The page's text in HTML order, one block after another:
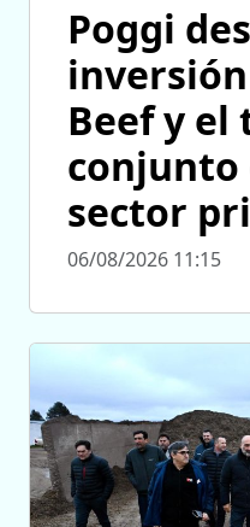
Poggi
Beef y el
conjunto
sector
06/08/2026 11:15